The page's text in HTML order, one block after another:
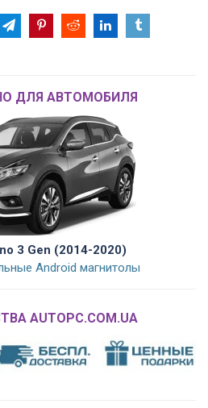
ДЛЯ АВТОМОБИЛЯ
3 Gen (2014-2020)
Android магнитолы
AUTOPC.COM.UA